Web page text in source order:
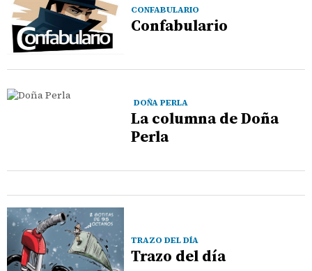
CONFABULARIO
Confabulario
DOÑA PERLA
La columna de Doña
Perla
TRAZO DEL DÍA
Trazo del día